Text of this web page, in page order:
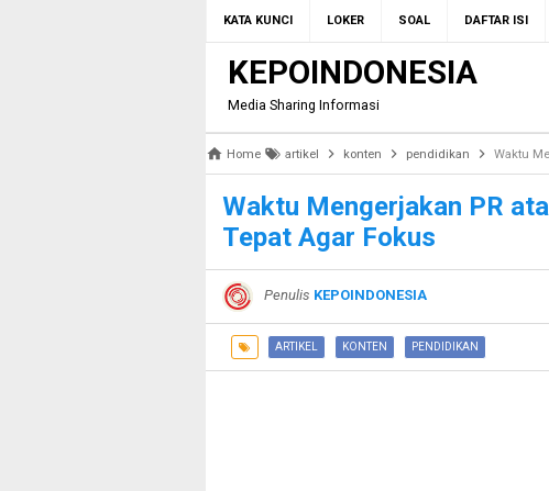
KATA KUNCI LOKER SOAL DAFTAR ISI
KEPOINDONESIA
Media Sharing Informasi
Home artikel konten pendidikan Waktu
Waktu Mengerjakan PR
Tepat Agar Fokus
Penulis KEPOINDONESIA
ARTIKEL KONTEN PENDIDIKAN